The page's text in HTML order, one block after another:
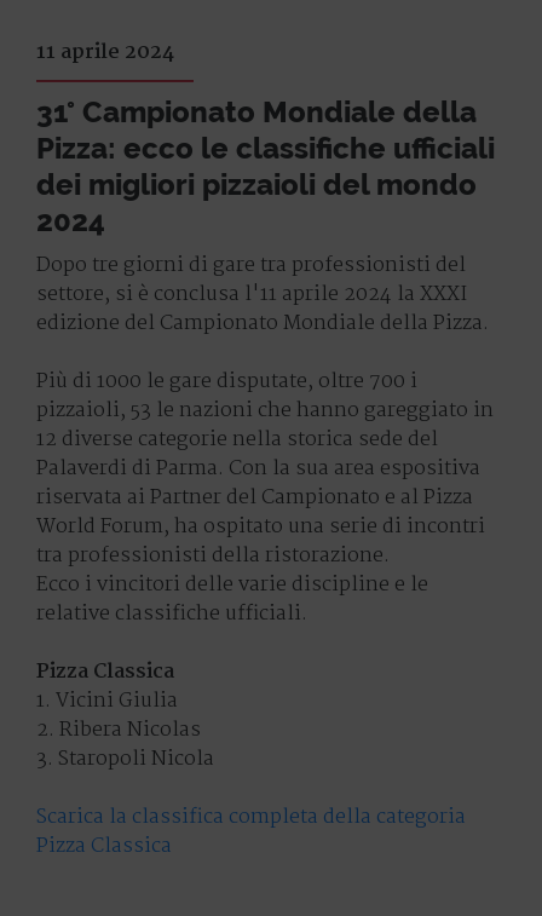
11 aprile 2024
31° Campionato Mondiale della
Pizza: ecco le classifiche ufficiali
dei migliori pizzaioli del mondo
2024
Dopo tre giorni di gare tra professionisti del
settore, si è conclusa l'11 aprile 2024 la XXXI
edizione del Campionato Mondiale della Pizza.
Più di 1000 le gare disputate, oltre 700 i
pizzaioli, 53 le nazioni che hanno gareggiato in
12 diverse categorie nella storica sede del
Palaverdi di Parma. Con la sua area espositiva
riservata ai Partner del Campionato e al Pizza
World Forum, ha ospitato una serie di incontri
tra professionisti della ristorazione.
Ecco i vincitori delle varie discipline e le
relative classifiche ufficiali.
Pizza Classica
1. Vicini Giulia
2. Ribera Nicolas
3. Staropoli Nicola
Scarica la classifica completa della categoria
Pizza Classica